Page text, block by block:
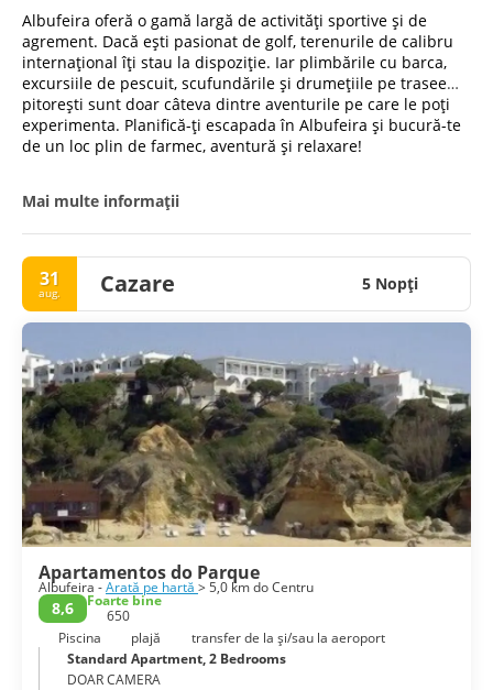
Albufeira oferă o gamă largă de activități sportive și de
agrement. Dacă ești pasionat de golf, terenurile de calibru
internațional îți stau la dispoziție. Iar plimbările cu barca,
excursiile de pescuit, scufundările și drumețiile pe trasee
pitorești sunt doar câteva dintre aventurile pe care le poți
experimenta. Planifică-ți escapada în Albufeira și bucură-te
de un loc plin de farmec, aventură și relaxare!
Mai multe informații
31
aug. Cazare 5 Nopţi
Apartamentos do Parque
Albufeira -Arată pe hartă > 5,0 km do Centru
8,6
Foarte bine
650
Piscina
plajă
transfer de la și/sau la aeroport
Standard Apartment, 2 Bedrooms
DOAR CAMERA